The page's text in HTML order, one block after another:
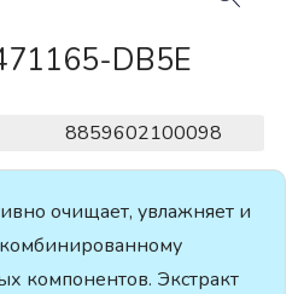
DB5E
8859602100098
очищает, увлажняет и
компонентов. Экстракт